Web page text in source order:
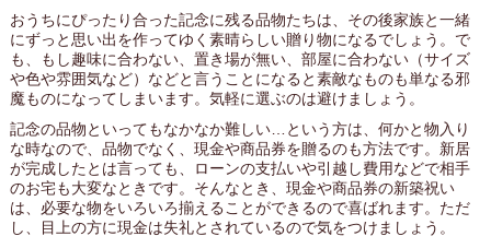
おうちにぴったり合った記念に残る品物たちは、その後家族と一緒
にずっと思い出を作ってゆく素晴らしい贈り物になるでしょう。で
も、もし趣味に合わない、置き場が無い、部屋に合わない（サイズ
や色や雰囲気など）などと言うことになると素敵なものも単なる邪
魔ものになってしまいます。気軽に選ぶのは避けましょう。
記念の品物といってもなかなか難しい…という方は、何かと物入り
な時なので、品物でなく、現金や商品券を贈るのも方法です。新居
が完成したとは言っても、ローンの支払いや引越し費用などで相手
のお宅も大変なときです。そんなとき、現金や商品券の新築祝い
は、必要な物をいろいろ揃えることができるので喜ばれます。ただ
し、目上の方に現金は失礼とされているので気をつけましょう。